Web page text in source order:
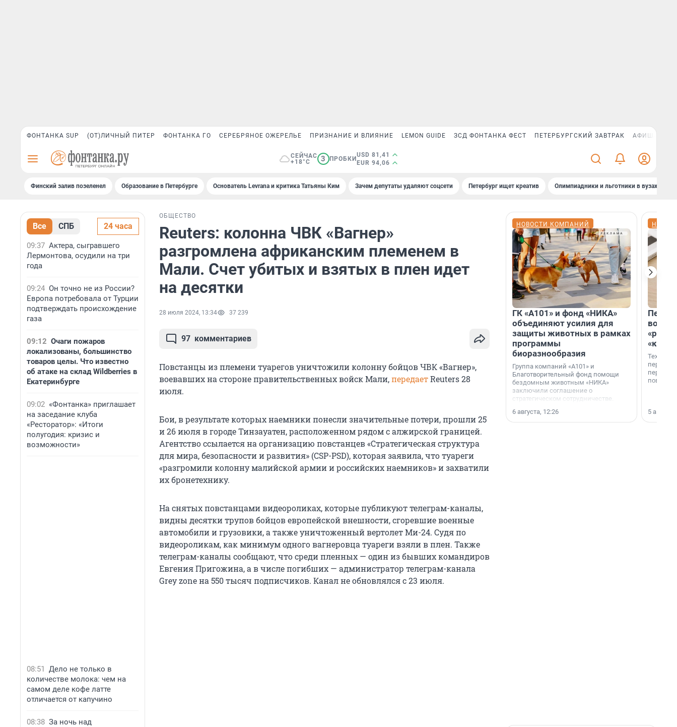
ФОНТАНКА SUP (ОТ)ЛИЧНЫЙ ПИТЕР ФОНТАНКА ГО СЕРЕБРЯНОЕ ОЖЕРЕЛЬЕ ПРИЗНАНИЕ И ВЛИЯНИЕ LEMON GUIDE ЗСД ФОНТАНКА ФЕСТ ПЕТЕРБУРГСКИЙ ЗАВТРАК АФИША PLUS
СЕЙЧАС
+18°C
3 ПРОБКИ
USD 81,41
EUR 94,06
Финский залив позеленел Образование в Петербурге Основатель Levrana и критика Татьяны Ким Зачем депутаты удаляют соцсети Петербург ищет креатив Олимпиадники и льготники в вузах СПб
Все СПБ 24 часа
09:37 Актера, сыгравшего
Лермонтова, осудили на три
года
09:24 Он точно не из России?
Европа потребовала от Турции
подтверждать происхождение
газа
09:12 Очаги пожаров
локализованы, большинство
товаров целы. Что известно
об атаке на склад Wildberries в
Екатеринбурге
09:02 «Фонтанка» приглашает
на заседание клуба
«Ресторатор»: «Итоги
полугодия: кризис и
возможности»
08:51 Дело не только в
количестве молока: чем на
самом деле кофе латте
отличается от капучино
08:38 За ночь над
ОБЩЕСТВО
Reuters: колонна ЧВК «Вагнер»
разгромлена африканским племенем в
Мали. Счет убитых и взятых в плен идет
на десятки
28 июля 2024, 13:34 37 239
97 комментариев
Повстанцы из племени туарегов уничтожили колонну бойцов ЧВК «Вагнер»,
воевавших на стороне правительственных войск Мали,передаетReuters 28
июля.
Бои, в результате которых наемники понесли значительные потери, прошли 25
и 26 июля в городе Тинзауатен, расположенном рядом с алжирской границей.
Агентство ссылается на организацию повстанцев «Стратегическая структура
для мира, безопасности и развития» (CSP-PSD), которая заявила, что туареги
«разгромили колонну малийской армии и российских наемников» и захватили
их бронетехнику.
На снятых повстанцами видеороликах, которые публикуют телеграм-каналы,
видны десятки трупов бойцов европейской внешности, сгоревшие военные
автомобили и грузовики, а также уничтоженный вертолет Ми-24. Судя по
видеороликам, как минимум одного вагнеровца туареги взяли в плен. Также
телеграм-каналы сообщают, что среди пленных — один из бывших командиров
Евгения Пригожина, а в числе погибших — администратор телеграм-канала
Grey zone на 550 тысяч подписчиков. Канал не обновлялся с 23 июля.
НОВОСТИ КОМПАНИЙ
ГК «А101» и фонд «НИКА»
объединяют усилия для
защиты животных в рамках
программы
биоразнообразия
Группа компаний «А101» и
Благотворительный фонд помощи
бездомным животным «НИКА»
заключили соглашение о
стратегическом сотрудничестве.
6 августа, 12:26
5